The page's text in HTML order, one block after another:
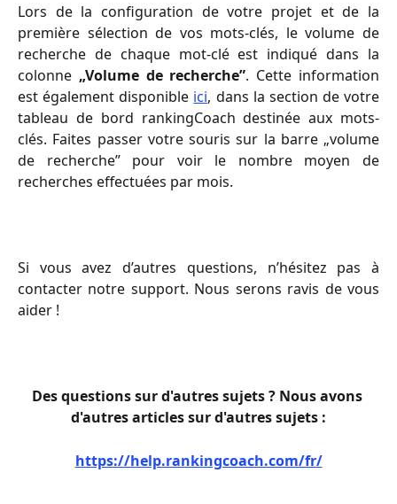
Lors de la configuration de votre projet et de la
première sélection de vos mots-clés, le volume de
recherche de chaque mot-clé est indiqué dans la
colonne „Volume de recherche”. Cette information
est également disponible ici, dans la section de votre
tableau de bord rankingCoach destinée aux mots-
clés. Faites passer votre souris sur la barre „volume
de recherche” pour voir le nombre moyen de
recherches effectuées par mois.
Si vous avez d’autres questions, n’hésitez pas à
contacter notre support. Nous serons ravis de vous
aider !
Des questions sur d'autres sujets ? Nous avons
d'autres articles sur d'autres sujets :
https://help.rankingcoach.com/fr/